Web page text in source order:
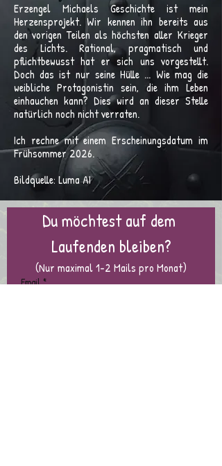
Erzengel Michaels Geschichte ist mein
Herzensprojekt. Wir kennen ihn bereits aus
den vorigen Teilen als höchsten aller Krieger
des Lichts. Rational, pragmatisch und
pflichtbewusst hat er sich uns vorgestellt.
Doch das ist nur seine Hülle ... Wie mag die
weibliche Protagonistin sein, die ihm Leben
einhauchen kann? Dies wird an dieser Stelle
natürlich noch nicht verraten.
Ich rechne mit einem Erscheinungsdatum im
Frühsommer 2026.
Bildquelle: Luma AI
Du möchtest auf dem
Laufenden bleiben?
(Nur maximal 1-2 Mails pro Monat)
Email *